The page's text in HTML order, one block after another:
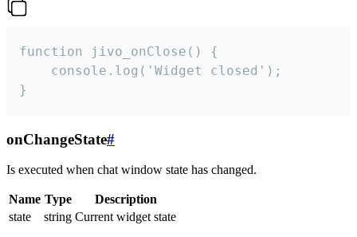
function jivo_onClose() {
    console.log('Widget closed');
}
onChangeState#
Is executed when chat window state has changed.
Name Type
Description
state
string Current widget state